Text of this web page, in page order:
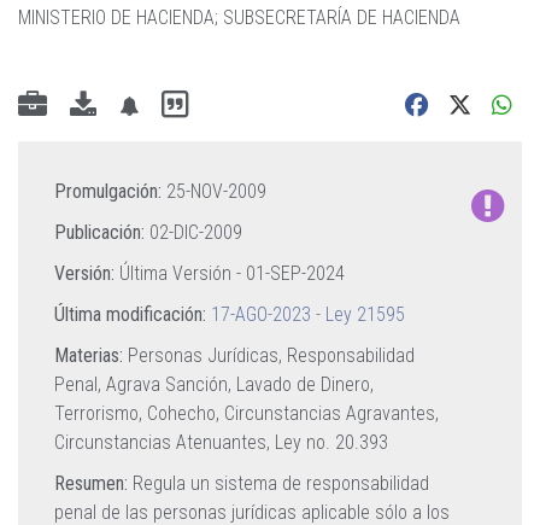
MINISTERIO DE HACIENDA; SUBSECRETARÍA DE HACIENDA
Promulgación: 25-NOV-2009
Publicación: 02-DIC-2009
Versión: Última Versión - 01-SEP-2024
Última modificación: 17-AGO-2023 - Ley 21595
Materias: Personas Jurídicas, Responsabilidad
Penal, Agrava Sanción, Lavado de Dinero,
Terrorismo, Cohecho, Circunstancias Agravantes,
Circunstancias Atenuantes, Ley no. 20.393
Resumen: Regula un sistema de responsabilidad
penal de las personas jurídicas aplicable sólo a los